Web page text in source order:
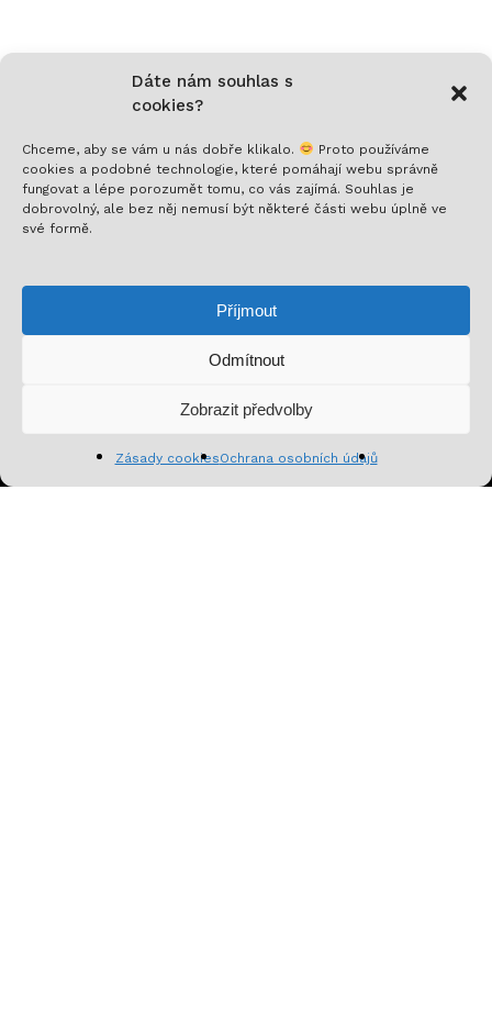
Dáte nám souhlas s
cookies?
Chceme, aby se vám u nás dobře klikalo.
Proto používáme
cookies a podobné technologie, které pomáhají webu správně
fungovat a lépe porozumět tomu, co vás zajímá. Souhlas je
dobrovolný, ale bez něj nemusí být některé části webu úplně ve
své formě.
Příjmout
Odmítnout
Zobrazit předvolby
Zásady cookiesOchrana osobních údajů
Mezisoučet:0Kč
Zobrazit košík Pokladna
Nech si posílat to nejlepší!
speciální nabídky a inspirativní obsah. Přinášíme ti
jen to, co stojí za to!